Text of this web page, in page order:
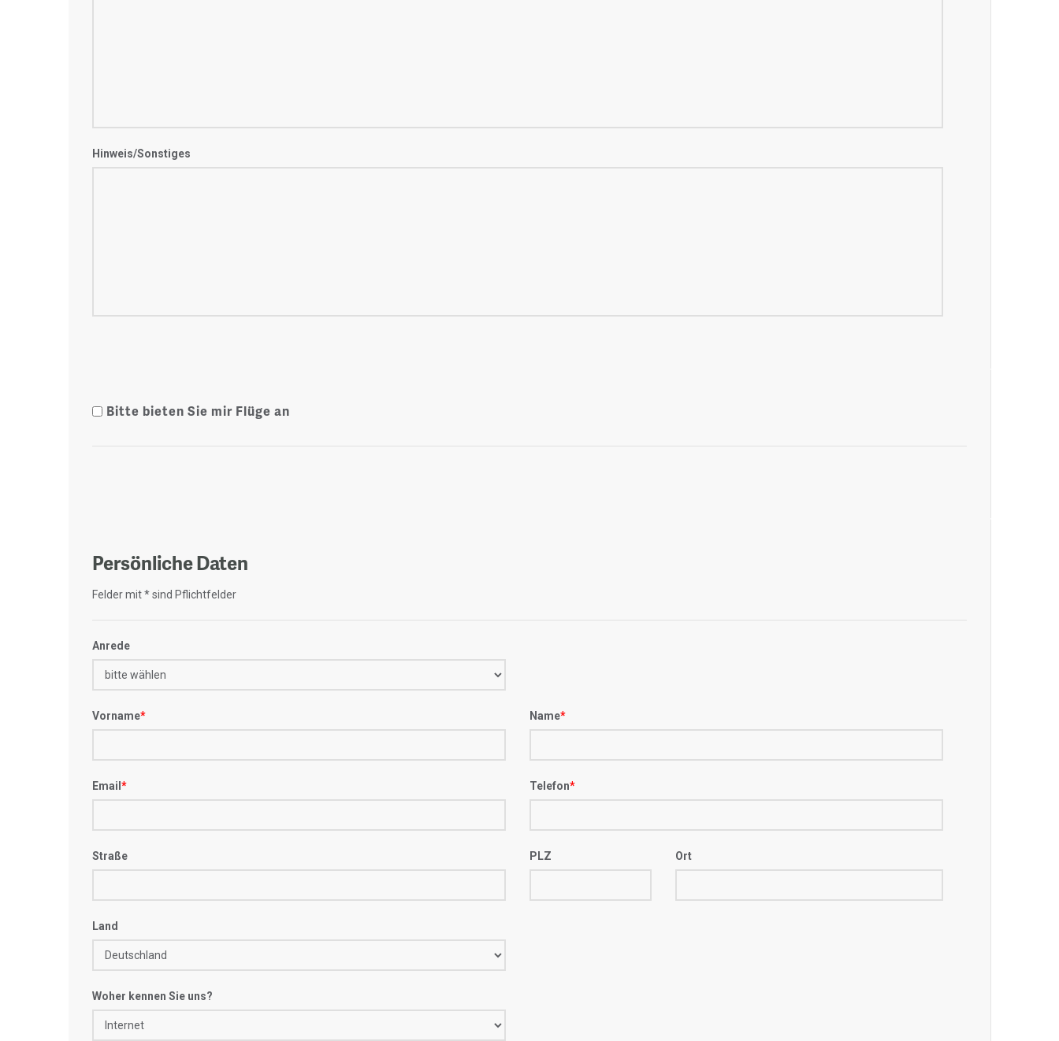
Hinweis/Sonstiges
Bitte bieten Sie mir Flüge an
Persönliche Daten
Felder mit * sind Pflichtfelder
Anrede
Vorname* Name*
Email * Telefon*
Straße PLZ Ort
Land
Woher kennen Sie uns?